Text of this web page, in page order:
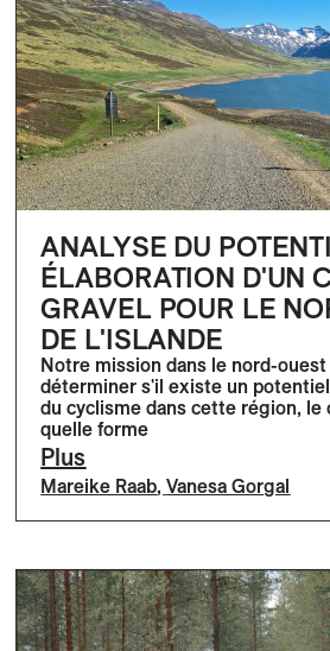
ANALYSE DU
ÉLABORATION D'UN
GRAVEL POUR LE
DE L'ISLANDE
Notre mission dans le nord-ouest
déterminer s'il existe un
du cyclisme dans cette région, le
quelle forme
Plus
Mareike Raab,Vanesa Gorgal